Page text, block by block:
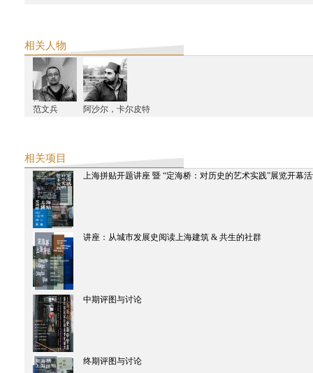
2015
"市场背后：九星再认识" 2015中印城市研究工作坊
义乌计划
"引爆档案"实验影像工作坊
义乌计划
义乌计划上海讨论会
Make-Belong：中国和香港的纪录片放映单元（第二届科钦双年展）
义乌计划
2014
西天中土沙龙
生产图像，消费图像：孟买的电影工业空间
西天中土沙龙
SNS 塞斯崔的记录电影
SAME-SAME项目
2014工作坊成果展
SAME-SAME 项目
展览开幕
SAME-SAME 项目
终期评图与讨论
SAME-SAME 项目
中期评图与讨论
SAME-SAME项目
相关人物
范文兵 阿沙尔，卡尔皮特
相关项目
上海拼贴开题讲座 暨 “定海桥：对历史的艺术实践”展览开幕
讲座：从城市发展史阅读上海建筑 & 共生的社群
中期评图与讨论
终期评图与讨论